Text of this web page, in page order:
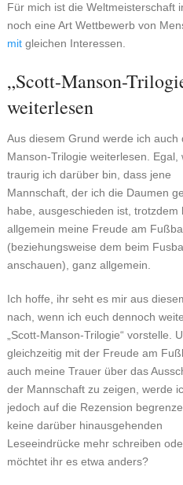
Für mich ist die Weltmeisterschaft
noch eine Art Wettbewerb von
mitgleichen Interessen.
„Scott-Manson-
weiterlesen
Aus diesem Grund werde ich auch
Manson-Trilogie weiterlesen. Egal,
traurig ich darüber bin, dass jene
Mannschaft, der ich die Daumen
habe, ausgeschieden ist, trotzdem
allgemein meine Freude am
(beziehungsweise dem beim
anschauen), ganz allgemein.
Ich hoffe, ihr seht es mir aus
nach, wenn ich euch dennoch
„Scott-Manson-Trilogie“ vorstelle.
gleichzeitig mit der Freude am
auch meine Trauer über das
der Mannschaft zu zeigen, werde
jedoch auf die Rezension
keine darüber hinausgehenden
Leseeindrücke mehr schreiben
möchtet ihr es etwa anders?